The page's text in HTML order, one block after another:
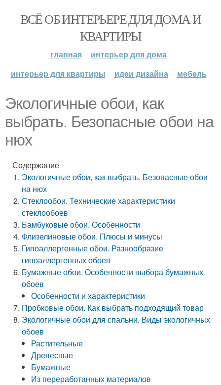
ВСЁ ОБ ИНТЕРЬЕРЕ ДЛЯ ДОМА И
КВАРТИРЫ
главная
интерьер для дома
интерьер для квартиры
идеи дизайна мебель
Экологичные обои, как
выбрать. Безопасные обои на
нюх
Содержание
Экологичные обои, как выбрать. Безопасные обои
на нюх
Стеклообои. Технические характеристики
стеклообоев
Бамбуковые обои. Особенности
Флизелиновые обои. Плюсы и минусы
Гипоаллергенные обои. Разнообразие
гипоаллергенных обоев
Бумажные обои. Особенности выбора бумажных
обоев
Особенности и характеристики
Пробковые обои. Как выбрать подходящий товар
Экологичные обои для спальни. Виды экологичных
обоев
Растительные
Древесные
Бумажные
Из переработанных материалов